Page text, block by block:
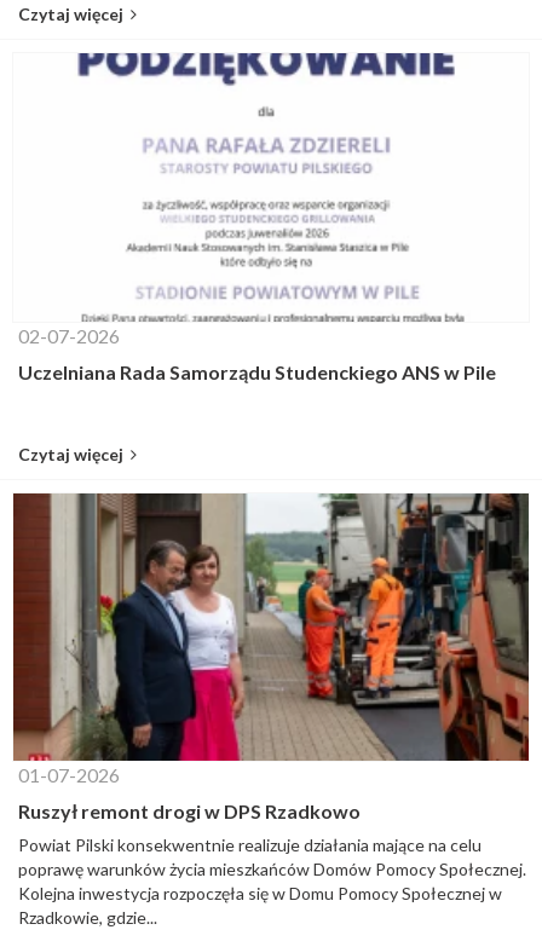
Czytaj więcej
02-07-2026
Uczelniana Rada Samorządu Studenckiego ANS w Pile
Czytaj więcej
01-07-2026
Ruszył remont drogi w DPS Rzadkowo
Powiat Pilski konsekwentnie realizuje działania mające na celu
poprawę warunków życia mieszkańców Domów Pomocy Społecznej.
Kolejna inwestycja rozpoczęła się w Domu Pomocy Społecznej w
Rzadkowie, gdzie...